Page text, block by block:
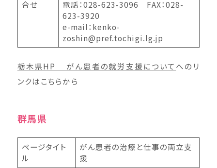
合せ
電話：028-623-3096 FAX：028-
623-3920
e-mail：kenko-
zoshin@pref.tochigi.lg.jp
栃木県HP がん患者の就労支援について へのリ
ンクはこちらから
群馬県
ページタイト
ル
がん患者の治療と仕事の両立支
援